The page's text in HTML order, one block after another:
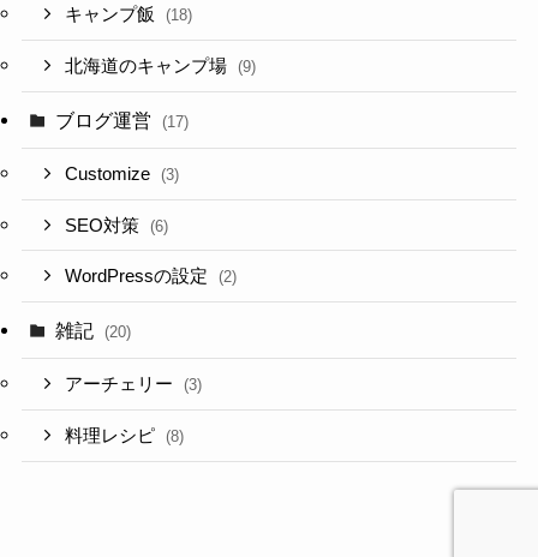
キャンプ飯 (18)
北海道のキャンプ場 (9)
ブログ運営 (17)
Customize (3)
SEO対策 (6)
WordPressの設定 (2)
雑記 (20)
アーチェリー (3)
料理レシピ (8)